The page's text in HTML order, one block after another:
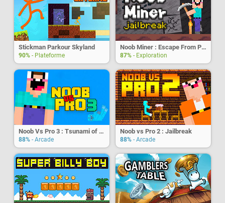
Stickman Parkour Skyland
90% - Plateforme
Noob Miner : Escape From Prison
87% - Exploration
Noob Vs Pro 3 : Tsunami of Love
88% - Arcade
Noob vs Pro 2 : Jailbreak
88% - Arcade